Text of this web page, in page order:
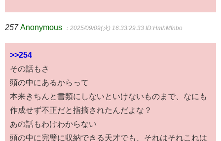
257 Anonymous ：2025/09/09(火) 16:33:29.33 ID:HmhMfnbo
>>254
その話もさ
頭の中にあるからって
本来きちんと書類にしないといけないものまで、なにも
作成せず不正だと指摘されたんだよな？
あの話もわけわからない
頭の中に完璧に収納できる天才でも、それはそれこれは